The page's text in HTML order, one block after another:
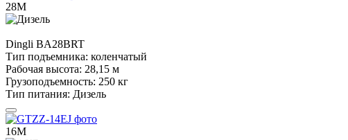
28М
Dingli BA28BRT
Тип подъемника: коленчатый
Рабочая высота: 28,15 м
Грузоподъемность: 250 кг
Тип питания: Дизель
16М